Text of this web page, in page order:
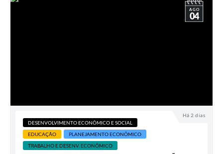
Há 2 dias
AGO
04
DESENVOLVIMENTO ECONÔMICO E SOCIAL
EDUCAÇÃO
PLANEJAMENTO ECONÔMICO
TRABALHO E DESENV. ECONÔMICO